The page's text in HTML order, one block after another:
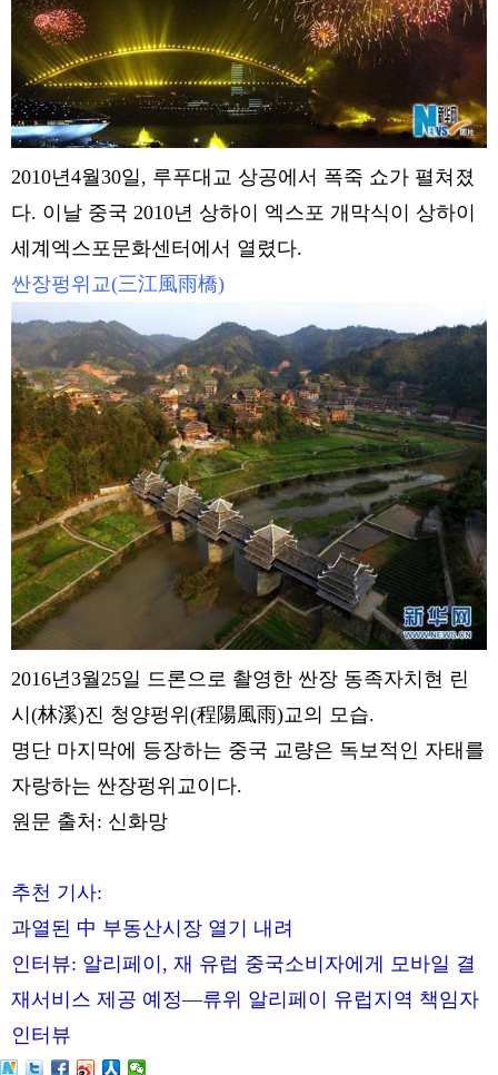
2010년4월30일, 루푸대교 상공에서 폭죽 쇼가 펼쳐졌
다. 이날 중국 2010년 상하이 엑스포 개막식이 상하이
세계엑스포문화센터에서 열렸다.
싼장펑위교(三江風雨橋)
2016년3월25일 드론으로 촬영한 싼장 동족자치현 린
시(林溪)진 청양펑위(程陽風雨)교의 모습.
명단 마지막에 등장하는 중국 교량은 독보적인 자태를
자랑하는 싼장펑위교이다.
원문 출처: 신화망
추천 기사:
과열된 中 부동산시장 열기 내려
인터뷰: 알리페이, 재 유럽 중국소비자에게 모바일 결
재서비스 제공 예정—류위 알리페이 유럽지역 책임자
인터뷰